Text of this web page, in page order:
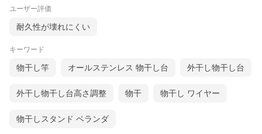
ユーザー評価
耐久性が壊れにくい
キーワード
物干し竿 オールステンレス 物干し台 外干し物干し台
外干し物干し台高さ調整 物干 物干し ワイヤー
物干しスタンド ベランダ